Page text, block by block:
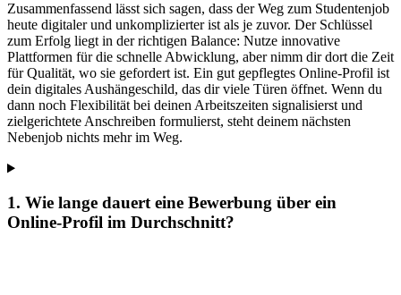
Zusammenfassend lässt sich sagen, dass der Weg zum Studentenjob
heute digitaler und unkomplizierter ist als je zuvor. Der Schlüssel
zum Erfolg liegt in der richtigen Balance: Nutze innovative
Plattformen für die schnelle Abwicklung, aber nimm dir dort die Zeit
für Qualität, wo sie gefordert ist. Ein gut gepflegtes Online-Profil ist
dein digitales Aushängeschild, das dir viele Türen öffnet. Wenn du
dann noch Flexibilität bei deinen Arbeitszeiten signalisierst und
zielgerichtete Anschreiben formulierst, steht deinem nächsten
Nebenjob nichts mehr im Weg.
1. Wie lange dauert eine Bewerbung über ein
Online-Profil im Durchschnitt?